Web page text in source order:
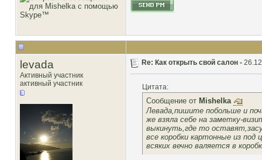
levada
Активный участник
активный участник
Re: Как открыть свой салон -
Цитата:
Сообщение от Mishelka
Левада,пишите побольше и
же взяла себе на заметку-
выкинуть,где то
все коробки картонные из
всяких вечно валяется в